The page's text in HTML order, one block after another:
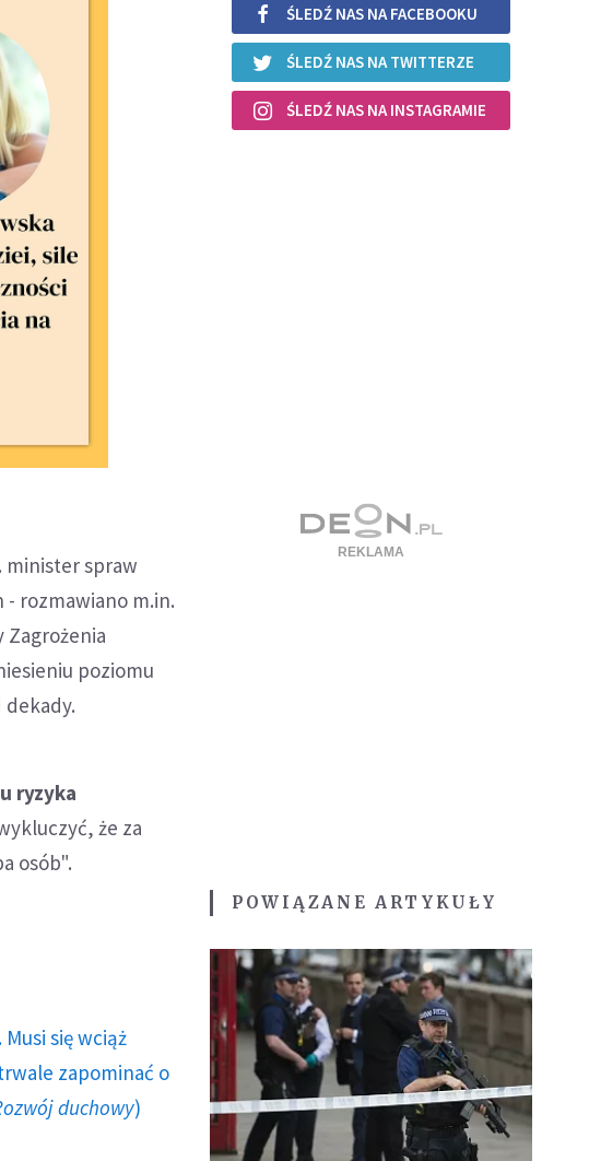
minister spraw
- rozmawiano m.in.
poziomu
ryzyka
że za
osób".
się wciąż
zapominać o
duchowy)
ŚLEDŹ NAS NA FACEBOOKU
ŚLEDŹ NAS NA TWITTERZE
ŚLEDŹ NAS NA INSTAGRAMIE
POWIĄZANE ARTYKUŁY